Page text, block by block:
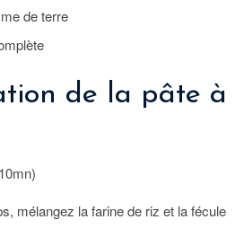
de terre
de la pâte à
mélangez la farine de riz et la fécule